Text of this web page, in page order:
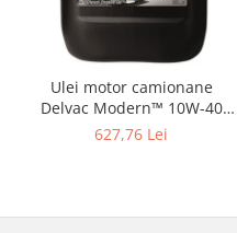
Ulei motor camionane
Delvac Modern™ 10W-40
Advanced Protection (fost
627,76 Lei